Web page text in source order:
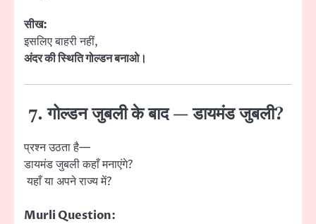
सीख:
इसलिए बाहरी नहीं,
अंदर की स्थिति गोल्डन बनाओ।
7. गोल्डन जुबली के बाद — डायमंड जुबली?
प्रश्न उठता है—
डायमंड जुबली कहाँ मनाएंगे?
यहाँ या अपने राज्य में?
Murli Question: